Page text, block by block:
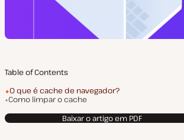
Table of Contents
O que é cache de navegador?
Como limpar o cache
Baixar o artigo em PDF